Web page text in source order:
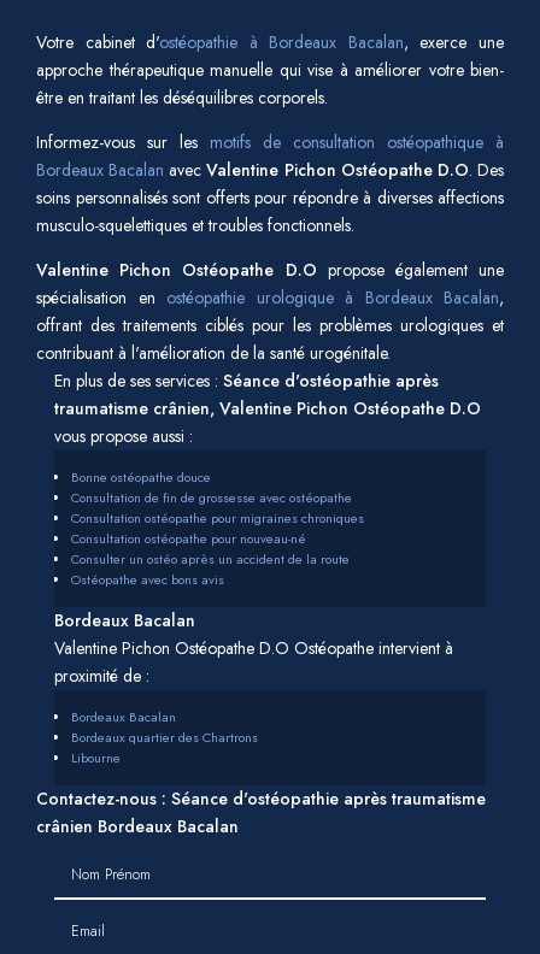
Votre cabinet d'ostéopathie à Bordeaux Bacalan, exerce une
approche thérapeutique manuelle qui vise à améliorer votre bien-
être en traitant les déséquilibres corporels.
Informez-vous sur les motifs de consultation ostéopathique à
Bordeaux Bacalan avecValentine Pichon Ostéopathe D.O. Des
soins personnalisés sont offerts pour répondre à diverses affections
musculo-squelettiques et troubles fonctionnels.
Valentine Pichon Ostéopathe D.O propose également une
spécialisation en ostéopathie urologique à Bordeaux Bacalan,
offrant des traitements ciblés pour les problèmes urologiques et
contribuant à l'amélioration de la santé urogénitale.
En plus de ses services : Séance d'ostéopathie après
traumatisme crânien, Valentine Pichon Ostéopathe D.O
vous propose aussi :
Bonne ostéopathe douce
Consultation de fin de grossesse avec ostéopathe
Consultation ostéopathe pour migraines chroniques
Consultation ostéopathe pour nouveau-né
Consulter un ostéo après un accident de la route
Ostéopathe avec bons avis
Bordeaux Bacalan
Valentine Pichon Ostéopathe D.O Ostéopathe intervient à
proximité de :
Bordeaux Bacalan
Bordeaux quartier des Chartrons
Libourne
Contactez-nous : Séance d'ostéopathie après traumatisme
crânien Bordeaux Bacalan
Nom Prénom
Email